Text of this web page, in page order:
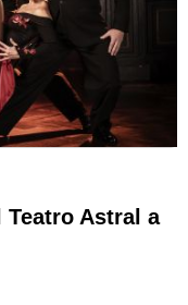
Astral a